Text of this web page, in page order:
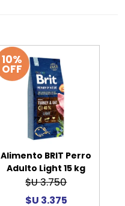
10%
OFF
Alimento BRIT Perro
Adulto Light 15 kg
$U 3.750
$U 3.375